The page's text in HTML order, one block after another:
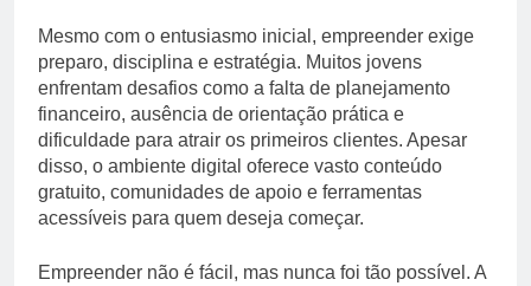
Mesmo com o entusiasmo inicial, empreender exige
preparo, disciplina e estratégia. Muitos jovens
enfrentam desafios como a falta de planejamento
financeiro, ausência de orientação prática e
dificuldade para atrair os primeiros clientes. Apesar
disso, o ambiente digital oferece vasto conteúdo
gratuito, comunidades de apoio e ferramentas
acessíveis para quem deseja começar.
Empreender não é fácil, mas nunca foi tão possível. A